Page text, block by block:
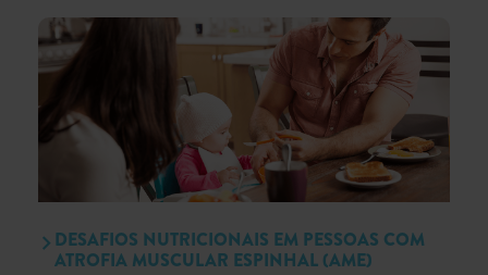
DESAFIOS NUTRICIONAIS EM PESSOAS COM
ATROFIA MUSCULAR ESPINHAL (AME)